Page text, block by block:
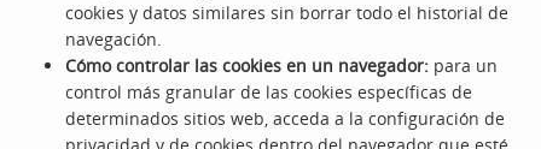
cookies y datos similares sin borrar todo el historial de
navegación.
Cómo controlar las cookies en un navegador: para un
control más granular de las cookies específicas de
determinados sitios web, acceda a la configuración de